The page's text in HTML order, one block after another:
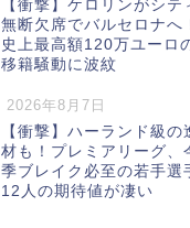
【衝撃】ケロリンがシテ
無断欠席でバルセロナへ
史上最高額120万ユーロ
移籍騒動に波紋
2026年8月7日
【衝撃】ハーランド級の
材も！プレミアリーグ、
季ブレイク必至の若手選
12人の期待値が凄い